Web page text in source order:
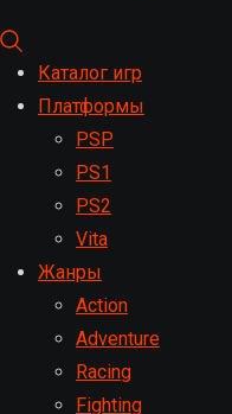
Каталог игр
Платформы
PSP
PS1
PS2
Vita
Жанры
Action
Adventure
Racing
Fighting